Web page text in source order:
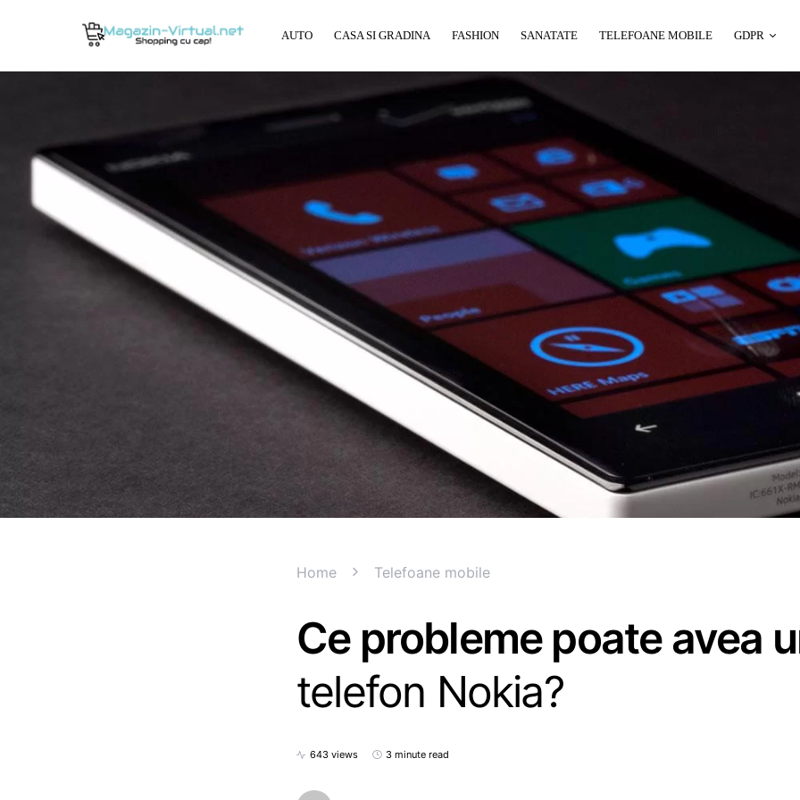
AUTO CASA SI GRADINA FASHION SANATATE TELEFOANE MOBILE GDPR
Home Telefoane mobile
Ce probleme poate avea
telefon Nokia?
643 views 3 minute read